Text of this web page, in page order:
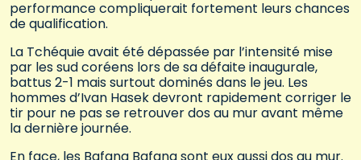
performance compliquerait fortement leurs chances
de qualification.
La Tchéquie avait été dépassée par l’intensité mise
par les sud coréens lors de sa défaite inaugurale,
battus 2-1 mais surtout dominés dans le jeu. Les
hommes d’Ivan Hasek devront rapidement corriger le
tir pour ne pas se retrouver dos au mur avant même
la dernière journée.